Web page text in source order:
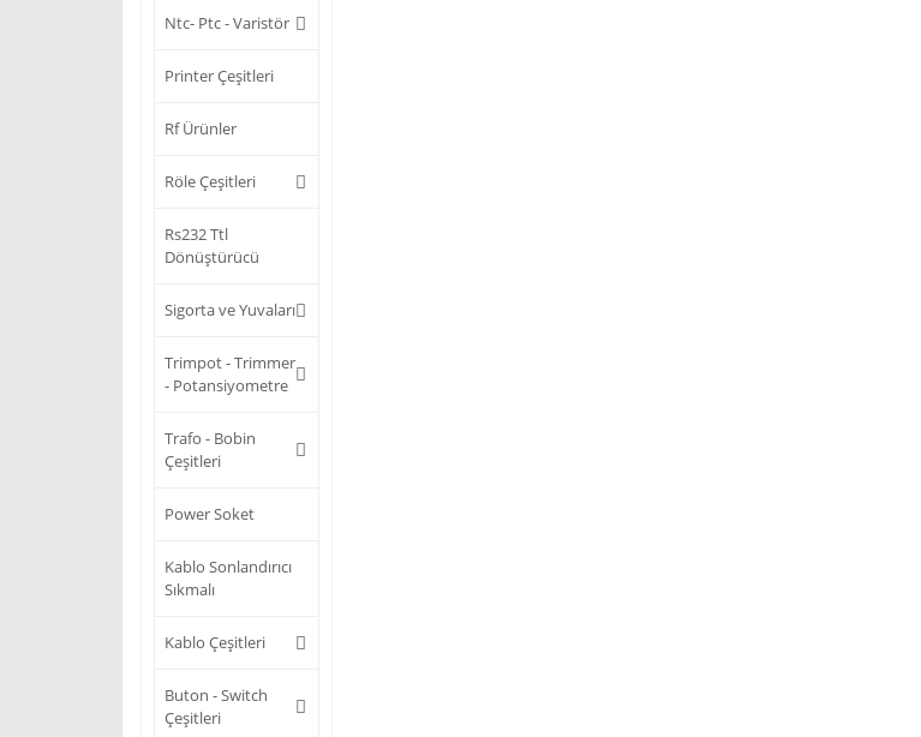
Ntc- Ptc - Varistör
Printer Çeşitleri
Rf Ürünler
Röle Çeşitleri
Rs232 Ttl
Dönüştürücü
Sigorta ve Yuvaları
Trimpot - Trimmer
- Potansiyometre
Trafo - Bobin
Çeşitleri
Power Soket
Kablo Sonlandırıcı
Sıkmalı
Kablo Çeşitleri
Buton - Switch
Çeşitleri